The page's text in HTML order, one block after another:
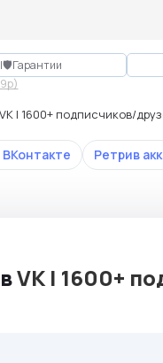
|🛡Гарантии
| 1600+ подписчиков/
Ретрив
VK | 1600+